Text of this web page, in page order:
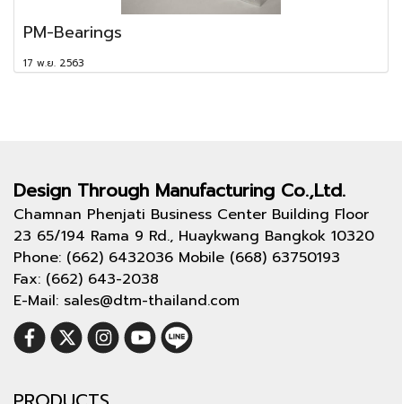
PM-Bearings
17 พ.ย. 2563
Design Through Manufacturing Co.,Ltd.
Chamnan Phenjati Business Center Building Floor
23 65/194 Rama 9 Rd., Huaykwang Bangkok 10320
Phone: (662) 6432036 Mobile (668) 63750193
Fax: (662) 643-2038
E-Mail: sales@dtm-thailand.com